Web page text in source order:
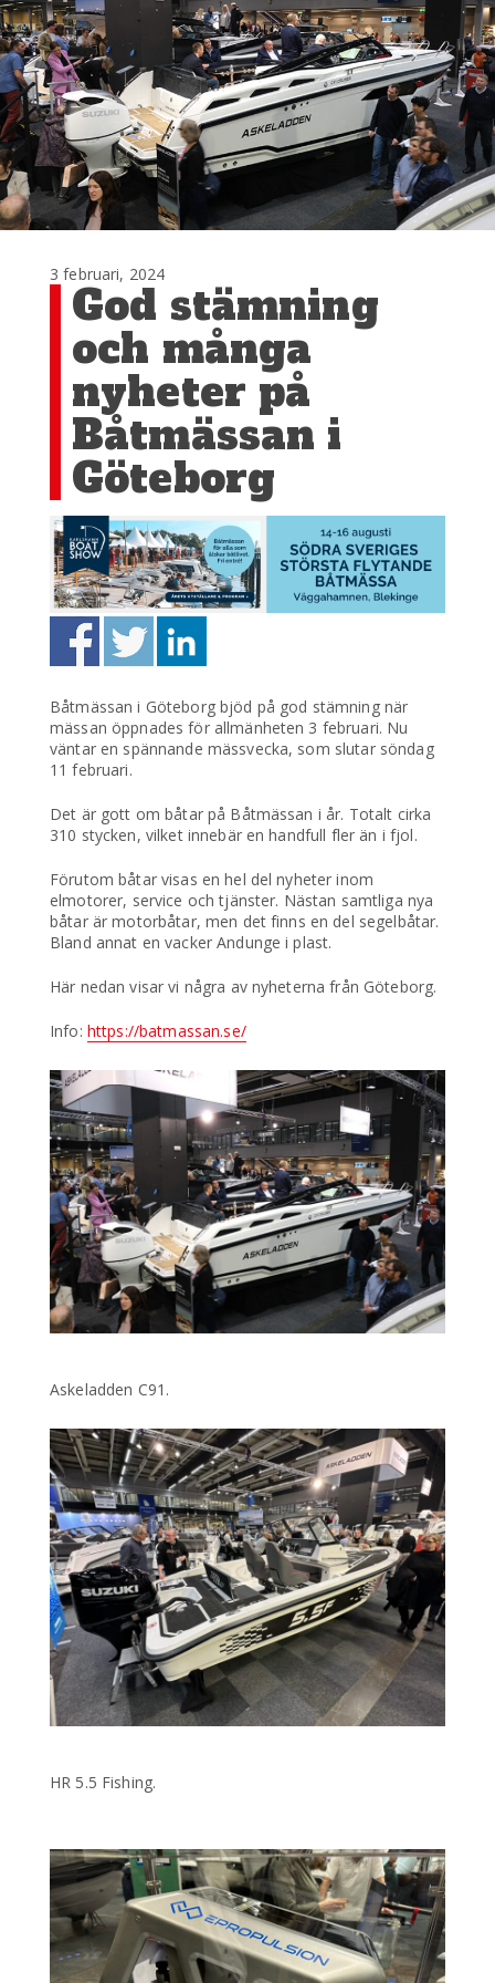
3 februari, 2024
God stämning
och många
nyheter på
Båtmässan i
Göteborg
Båtmässan i Göteborg bjöd på god stämning när
mässan öppnades för allmänheten 3 februari. Nu
väntar en spännande mässvecka, som slutar söndag
11 februari.
Det är gott om båtar på Båtmässan i år. Totalt cirka
310 stycken, vilket innebär en handfull fler än i fjol.
Förutom båtar visas en hel del nyheter inom
elmotorer, service och tjänster. Nästan samtliga nya
båtar är motorbåtar, men det finns en del segelbåtar.
Bland annat en vacker Andunge i plast.
Här nedan visar vi några av nyheterna från Göteborg.
Info: https://batmassan.se/
Askeladden C91.
HR 5.5 Fishing.